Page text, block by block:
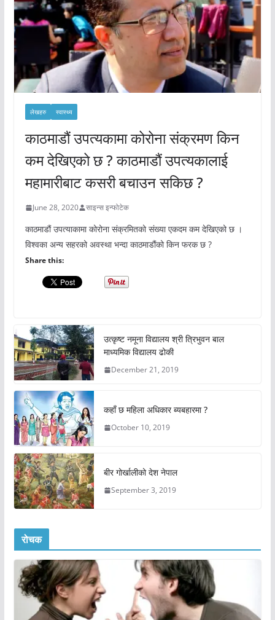
लेखहरु स्वास्थ्य
काठमाडौं उपत्यकामा कोरोना संक्रमण किन
कम देखिएको छ ? काठमाडौं उपत्यकालाई
महामारीबाट कसरी बचाउन सकिछ ?
June 28, 2020 साइन्स इन्फोटेक
काठमाडौं उपत्याकामा कोरोना संक्रमितको संख्या एकदम कम देखिएको छ ।
विश्वका अन्य सहरको अवस्था भन्दा काठमाडौंको किन फरक छ ?
Share this:
उत्कृष्ट नमूना विद्यालय श्री त्रिभुवन बाल
माध्यमिक विद्यालय ढोकी
December 21, 2019
कहाँ छ महिला अधिकार ब्यबहारमा ?
October 10, 2019
बीर गोर्खालीको देश नेपाल
September 3, 2019
रोचक